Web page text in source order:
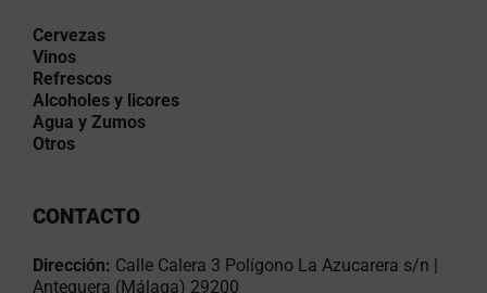
Cervezas
Vinos
Refrescos
Alcoholes y licores
Agua y Zumos
Otros
CONTACTO
Dirección: Calle Calera 3 Polígono La Azucarera s/n |
Antequera (Málaga) 29200